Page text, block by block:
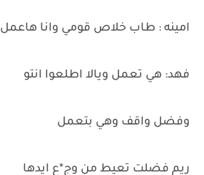
امينه : طاب خلاص قومي وانا هاعمل
فهد: هي تعمل ويالا اطلعوا انتو
وفضل واقف وهي بتعمل
ريم فضلت تعيط من وج*ع ايدها